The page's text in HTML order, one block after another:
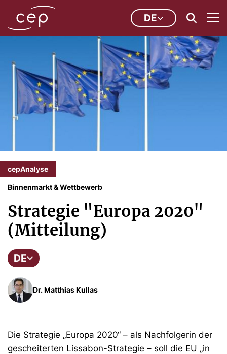
DE
cepAnalyse
Binnenmarkt & Wettbewerb
Strategie "Europa 2020"
(Mitteilung)
DE
Dr. Matthias Kullas
Die Strategie „Europa 2020“ – als Nachfolgerin der
gescheiterten Lissabon-Strategie – soll die EU „in